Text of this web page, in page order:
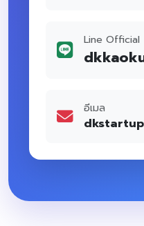
Line Official
อีเมล
เราใช้คุกกี้เพื่อปร
เว็บไซต์นี้ใช้คุกกี้เพื่อเพิ่มประ
ยอ